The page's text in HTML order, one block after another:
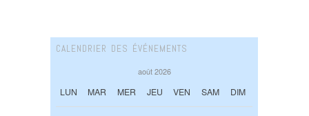
CALENDRIER DES ÉVÉNEMENTS
août 2026
LUN MAR MER JEU VEN SAM DIM